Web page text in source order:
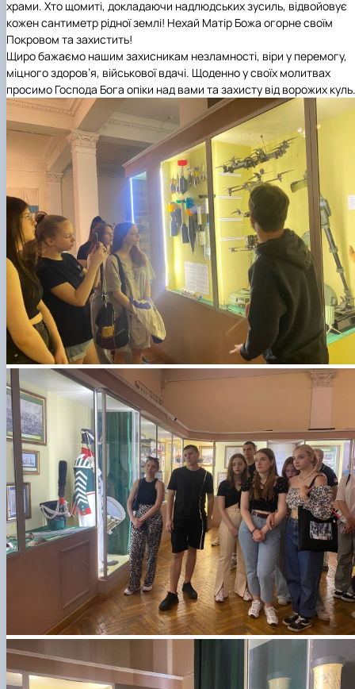
храми. Хто щомиті, докладаючи надлюдських зусиль, відвойовує
кожен сантиметр рідної землі! Нехай Матір Божа огорне своїм
Покровом та захистить!
Щиро бажаємо нашим захисникам незламності, віри у перемогу,
міцного здоров’я, військової вдачі. Щоденно у своїх молитвах
просимо Господа Бога опіки над вами та захисту від ворожих куль.